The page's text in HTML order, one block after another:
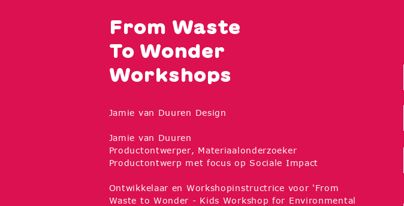
From Waste
To Wonder
Workshops
Jamie van Duuren Design
Jamie van Duuren
Productontwerper, Materiaalonderzoeker
Productontwerp met focus op Sociale Impact
Ontwikkelaar en Workshopinstructrice voor 'From
Waste to Wonder - Kids Workshop for Environmental